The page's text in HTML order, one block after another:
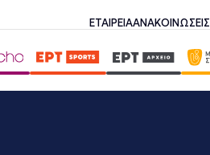
ΕΤΑΙΡΕΙΑΑΝΑΚΟΙΝΩΣΕΙΣ